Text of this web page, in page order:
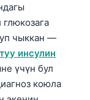
чыккан —
инсулин
үчүн бул
коюла